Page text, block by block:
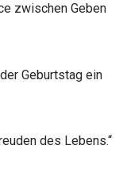
zwischen Geben
Geburtstag ein
des Lebens.“